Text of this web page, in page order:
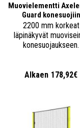
Muovielementti
Guard konesuojiin
2200 mm korkeat
läpinäkyvät
konesuojaukseen.
Alkaen 178,92€